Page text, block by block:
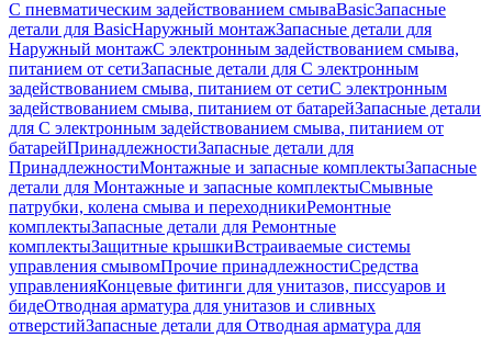
С пневматическим задействованием смываBasicЗапасные
детали для BasicНаружный монтажЗапасные детали для
Наружный монтажС электронным задействованием смыва,
питанием от сетиЗапасные детали для С электронным
задействованием смыва, питанием от сетиС электронным
задействованием смыва, питанием от батарейЗапасные детали
для С электронным задействованием смыва, питанием от
батарейПринадлежностиЗапасные детали для
ПринадлежностиМонтажные и запасные комплектыЗапасные
детали для Монтажные и запасные комплектыСмывные
патрубки, колена смыва и переходникиРемонтные
комплектыЗапасные детали для Ремонтные
комплектыЗащитные крышкиВстраиваемые системы
управления смывомПрочие принадлежностиСредства
управленияКонцевые фитинги для унитазов, писсуаров и
бидеОтводная арматура для унитазов и сливных
отверстийЗапасные детали для Отводная арматура для